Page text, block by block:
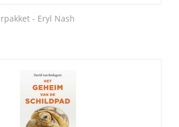
- Eryl Nash